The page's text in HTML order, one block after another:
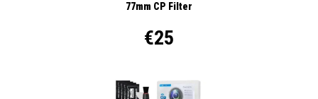
77mm CP Filter
€25